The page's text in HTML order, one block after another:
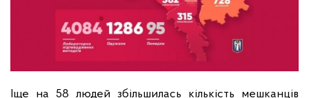
Іще на 58 людей збільшилась кількість мешканців